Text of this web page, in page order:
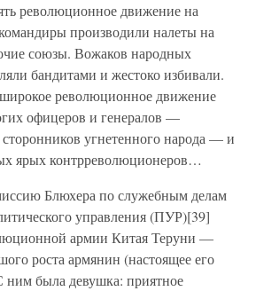
революционное движение на
производили налеты на
союзы. Вожаков народных
бандитами и жестоко избивали.
революционное движение
офицеров и генералов —
угнетенного народа — и
ярых контрреволюционеров…
Блюхера по служебным делам
управления (ПУР)[39]
армии Китая Теруни —
роста армянин (настоящее его
ним была девушка: приятное